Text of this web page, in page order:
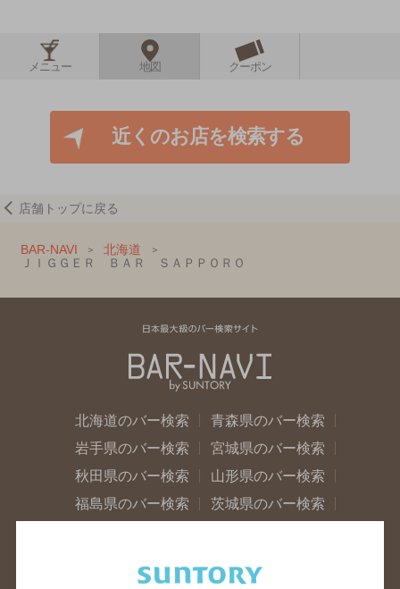
メニュー 地図 クーポン
近くのお店を検索する
店舗トップに戻る
BAR-NAVI
北海道
ＪＩＧＧＥＲ ＢＡＲ ＳＡＰＰＯＲＯ
北海道のバー検索
青森県のバー検索
岩手県のバー検索
宮城県のバー検索
秋田県のバー検索
山形県のバー検索
福島県のバー検索
茨城県のバー検索